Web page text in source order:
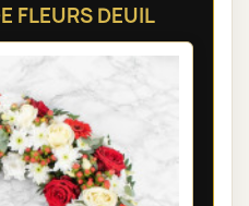
FLEURS DEUIL